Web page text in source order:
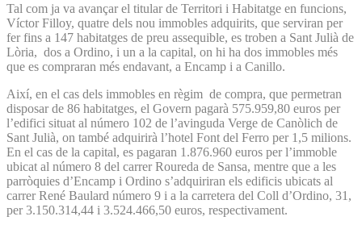
Tal com ja va avançar el titular de Territori i Habitatge en funcions,
Víctor Filloy, quatre dels nou immobles adquirits, que serviran per
fer fins a 147 habitatges de preu assequible, es troben a Sant Julià de
Lòria, dos a Ordino, i un a la capital, on hi ha dos immobles més
que es compraran més endavant, a Encamp i a Canillo.
Així, en el cas dels immobles en règim de compra, que permetran
disposar de 86 habitatges, el Govern pagarà 575.959,80 euros per
l’edifici situat al número 102 de l’avinguda Verge de Canòlich de
Sant Julià, on també adquirirà l’hotel Font del Ferro per 1,5 milions.
En el cas de la capital, es pagaran 1.876.960 euros per l’immoble
ubicat al número 8 del carrer Roureda de Sansa, mentre que a les
parròquies d’Encamp i Ordino s’adquiriran els edificis ubicats al
carrer René Baulard número 9 i a la carretera del Coll d’Ordino, 31,
per 3.150.314,44 i 3.524.466,50 euros, respectivament.